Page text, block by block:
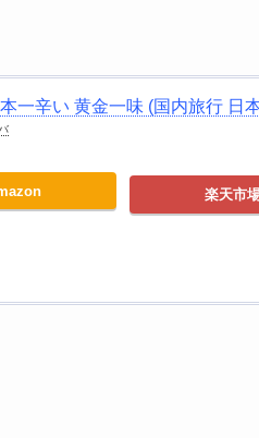
一辛い 黄金一味 (国内旅行 日
楽天市